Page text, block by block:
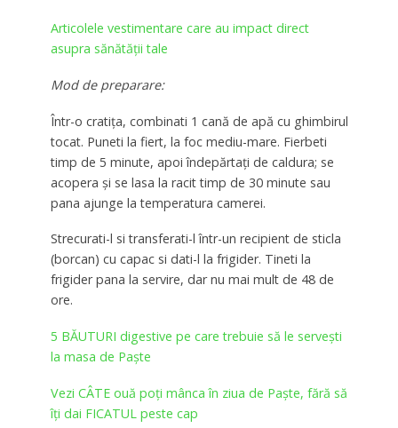
Articolele vestimentare care au impact direct
asupra sănătății tale
Mod de preparare:
Într-o cratița, combinati 1 cană de apă cu ghimbirul
tocat. Puneti la fiert, la foc mediu-mare. Fierbeti
timp de 5 minute, apoi îndepărtați de caldura; se
acopera și se lasa la racit timp de 30 minute sau
pana ajunge la temperatura camerei.
Strecurati-l si transferati-l într-un recipient de sticla
(borcan) cu capac si dati-l la frigider. Tineti la
frigider pana la servire, dar nu mai mult de 48 de
ore.
5 BĂUTURI digestive pe care trebuie să le servești
la masa de Paște
Vezi CÂTE ouă poţi mânca în ziua de Paşte, fără să
îţi dai FICATUL peste cap